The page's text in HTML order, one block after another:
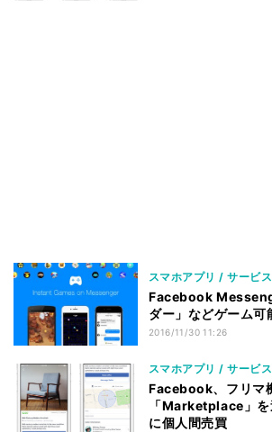
スマホアプリ / サービス
Facebook
ダー」などゲーム可
2016/11/30 11:26
スマホアプリ / サービス
Facebook、フリマ
「Marketplace」
に個人間売買